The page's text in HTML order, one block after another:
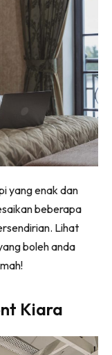
yang enak dan
beberapa
Lihat
boleh anda
Kiara